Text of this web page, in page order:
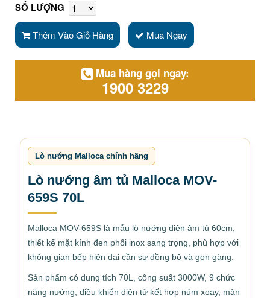
SỐ LƯỢNG
Thêm Vào Giỏ Hàng Mua Ngay
Mua hàng gọi ngay:
1900 3229
Lò nướng Malloca chính hãng
Lò nướng âm tủ Malloca MOV-
659S 70L
Malloca MOV-659S là mẫu lò nướng điện âm tủ 60cm,
thiết kế mặt kính đen phối inox sang trọng, phù hợp với
không gian bếp hiện đại cần sự đồng bộ và gọn gàng.
Sản phẩm có dung tích 70L, công suất 3000W, 9 chức
năng nướng, điều khiển điện tử kết hợp núm xoay, màn